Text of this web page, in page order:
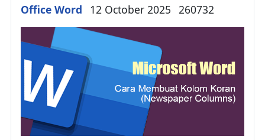
Details
Office Word 12 October 2025 260732